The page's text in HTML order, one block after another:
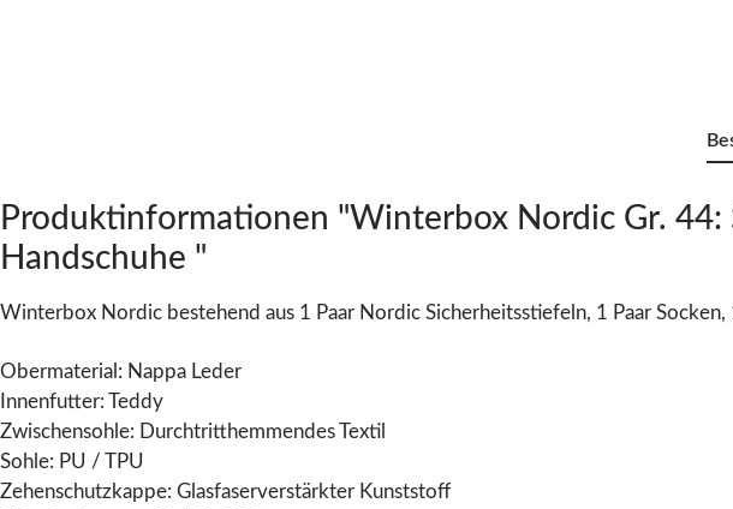
Produktinformationen "Winterbox Nordic Gr. 44:
Handschuhe "
Winterbox Nordic bestehend aus 1 Paar Nordic Sicherheitsstiefeln, 1 Paar
Obermaterial: Nappa Leder
Innenfutter: Teddy
Zwischensohle: Durchtritthemmendes Textil
Sohle: PU / TPU
Zehenschutzkappe: Glasfaserverstärkter Kunststoff